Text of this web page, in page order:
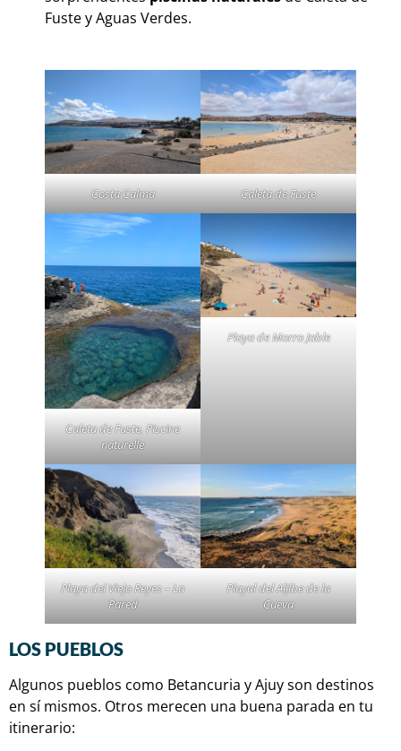
Fuste y Aguas Verdes.
Costa Calma Caleta de Fuste
Caleta de Fuste, Piscine
naturelle
Playa de Morro Jable
Playa del Viejo Reyes – La
Pared
Playal del Aljibe de la
Cueva
LOS PUEBLOS
Algunos pueblos como Betancuria y Ajuy son destinos
en sí mismos. Otros merecen una buena parada en tu
itinerario: